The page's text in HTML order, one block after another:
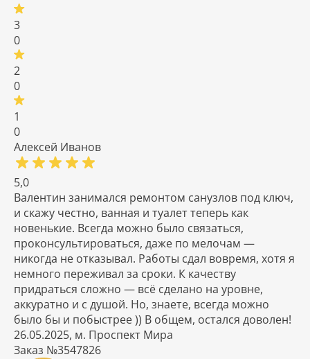
3
0
2
0
1
0
Алексей Иванов
5,0
Валентин занимался ремонтом санузлов под ключ,
и скажу честно, ванная и туалет теперь как
новенькие. Всегда можно было связаться,
проконсультироваться, даже по мелочам —
никогда не отказывал. Работы сдал вовремя, хотя я
немного переживал за сроки. К качеству
придраться сложно — всё сделано на уровне,
аккуратно и с душой. Но, знаете, всегда можно
было бы и побыстрее )) В общем, остался доволен!
26.05.2025, м. Проспект Мира
Заказ №3547826